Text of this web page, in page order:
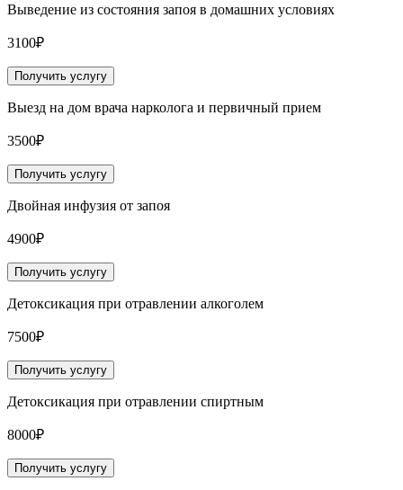
Выведение из состояния запоя в домашних условиях
3100₽
Получить услугу
Выезд на дом врача нарколога и первичный прием
3500₽
Получить услугу
Двойная инфузия от запоя
4900₽
Получить услугу
Детоксикация при отравлении алкоголем
7500₽
Получить услугу
Детоксикация при отравлении спиртным
8000₽
Получить услугу